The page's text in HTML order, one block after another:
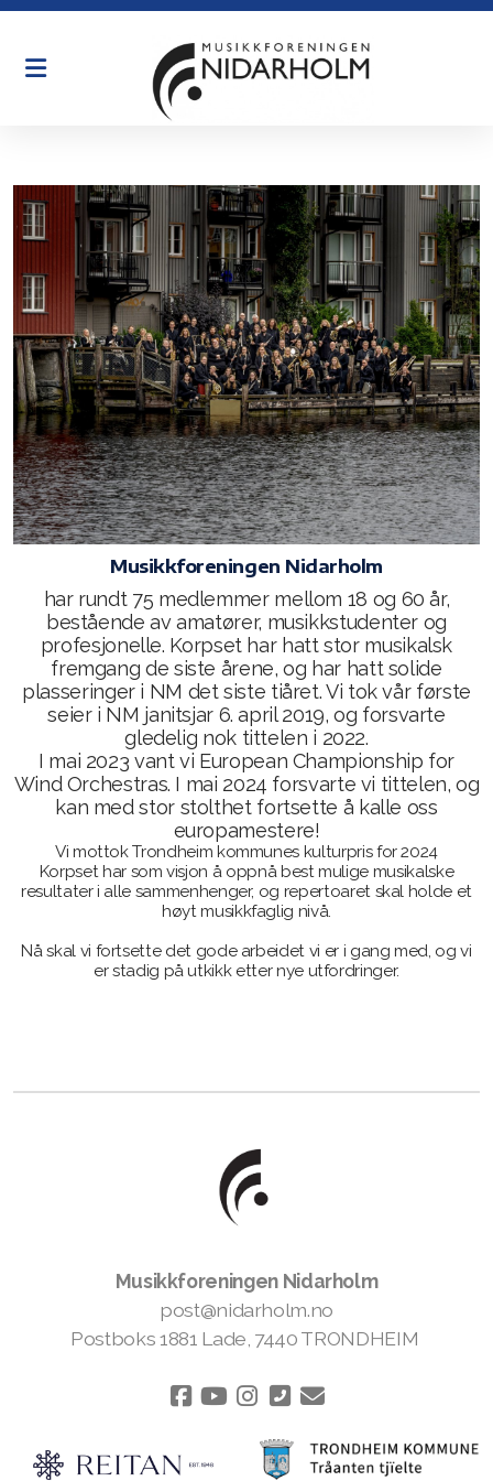
Musikkforeningen Nidarholm
har rundt 75 medlemmer mellom 18 og 60 år,
bestående av amatører, musikkstudenter og
profesjonelle. Korpset har hatt stor musikalsk
fremgang de siste årene, og har hatt solide
plasseringer i NM det siste tiåret. Vi tok vår første
seier i NM janitsjar 6. april 2019, og forsvarte
gledelig nok tittelen i 2022.
I mai 2023 vant vi European Championship for
Wind Orchestras. I mai 2024 forsvarte vi tittelen, og
kan med stor stolthet fortsette å kalle oss
europamestere!
Vi mottok Trondheim kommunes kulturpris for 2024
Korpset har som visjon å oppnå best mulige musikalske
resultater i alle sammenhenger, og repertoaret skal holde et
høyt musikkfaglig nivå.
Nå skal vi fortsette det gode arbeidet vi er i gang med, og vi
er stadig på utkikk etter nye utfordringer.
Musikkforeningen Nidarholm
post@nidarholm.no
Postboks 1881 Lade, 7440 TRONDHEIM
Øving
Organisasjon
Dirigenter
English
Spilleoppdrag
Støttemedlem
Leie utstyr
Grasrotandelen
Spille med oss?
Styret